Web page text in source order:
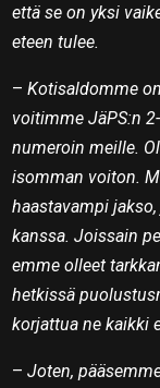
että se on yksi
eteen tulee.
– Kotisaldomme
voitimme JäPS:n
numeroin meille.
isomman voiton.
haastavampi
kanssa. Joissain
emme olleet
hetkissä
korjattua ne kaikki
–Joten,